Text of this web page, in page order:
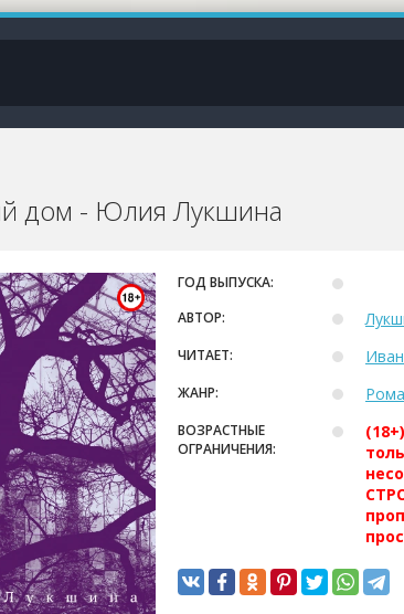
дом - Юлия Лукшина
ГОД ВЫПУСКА:
АВТОР:
ЧИТАЕТ:
ЖАНР:
ВОЗРАСТНЫЕ
ОГРАНИЧЕНИЯ: